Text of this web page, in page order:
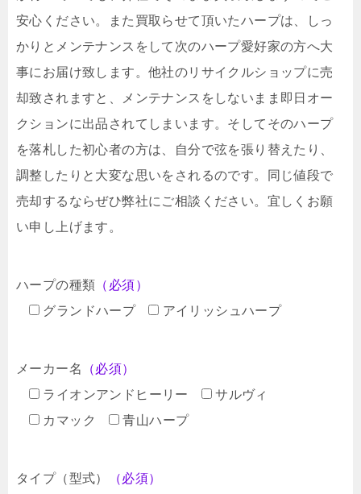
安心ください。また買取らせて頂いたハープは、しっ
かりとメンテナンスをして次のハープ愛好家の方へ大
事にお届け致します。他社のリサイクルショップに売
却致されますと、メンテナンスをしないまま即日オー
クションに出品されてしまいます。そしてそのハープ
を落札した初心者の方は、自分で弦を張り替えたり、
調整したりと大変な思いをされるのです。同じ値段で
売却するならぜひ弊社にご相談ください。宜しくお願
い申し上げます。
ハープの種類 （必須）
グランドハープ
アイリッシュハープ
メーカー名
（必須）
ライオンアンドヒーリー
サルヴィ
カマック
青山ハープ
タイプ（型式）
（必須）